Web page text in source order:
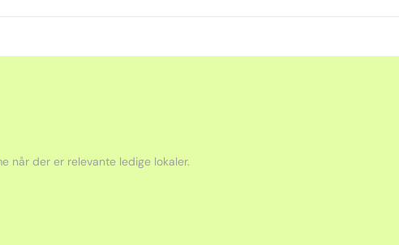
når der er relevante ledige lokaler.